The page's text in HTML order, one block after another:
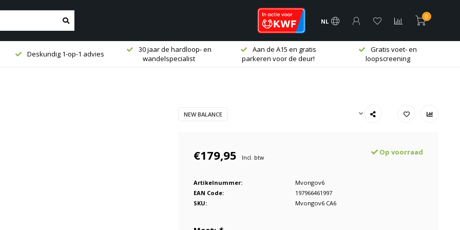
NL
0
Deskundig 1-op-1 advies
30 jaar de hardloop- en
wandelspecialist
Aan de A15 en gratis
parkeren voor de deur!
Gratis voet- en
loopscreening
NEW BALANCE
€179,95 Incl. btw
Op voorraad
Artikelnummer:
Mvongov6
EAN Code:
197966461997
SKU:
Mvongov6 CA6